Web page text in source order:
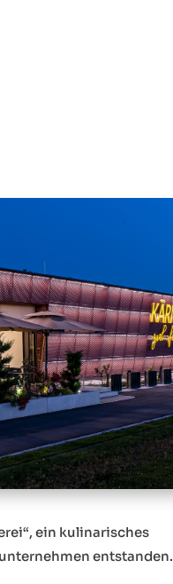
ein kulinarisches
entstanden.